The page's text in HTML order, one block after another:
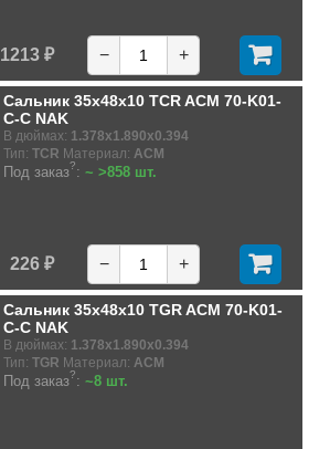
1213 ₽ − +
Сальник 35x48x10 TCR ACM 70-K01-
C-C NAK
В дюймах: 1.378x1.890x0.394
Тип: TCR Материал: ACM
Под заказ?: ~ >858 шт.
226 ₽ − +
Сальник 35x48x10 TGR ACM 70-K01-
C-C NAK
В дюймах: 1.378x1.890x0.394
Тип: TGR Материал: ACM
Под заказ?: ~8 шт.